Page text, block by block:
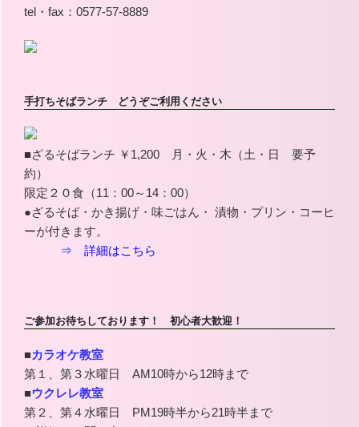
tel・fax：0577-57-8889
手打ちそばランチ どうぞご利用ください
■ざるそばランチ ￥1,200 月・火・木（土・日 要予
約）
限定２０食（11：00～14：00）
●ざるそば・かき揚げ・味ごはん・ 漬物・プリン・コーヒ
ーが付きます。
⇒ 詳細はこちら
ご参加お待ちしております！ 初心者大歓迎！
■カラオケ教室
第１、第３水曜日 AM10時から12時まで
■ウクレレ教室
第２、第４水曜日 PM19時半から21時半まで